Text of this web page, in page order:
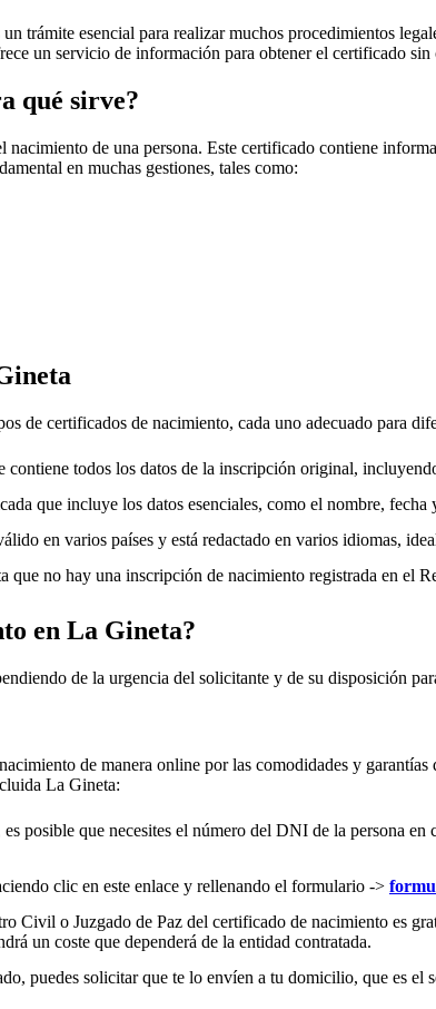
trámite esencial para realizar muchos procedimientos
un servicio de información para obtener el certificado sin
qué sirve?
nacimiento de una persona. Este certificado contiene
en muchas gestiones, tales como:
de certificados de nacimiento, cada uno adecuado para
contiene todos los datos de la inscripción original,
que incluye los datos esenciales, como el nombre, fecha
en varios países y está redactado en varios idiomas,
que no hay una inscripción de nacimiento registrada en el
en La Gineta?
de la urgencia del solicitante y de su disposición
de manera online por las comodidades y
La Gineta:
posible que necesites el número del DNI de la persona
clic en este enlace y rellenando el formulario ->
Civil o Juzgado de Paz del certificado de nacimiento es
un coste que dependerá de la entidad contratada.
puedes solicitar que te lo envíen a tu domicilio, que es